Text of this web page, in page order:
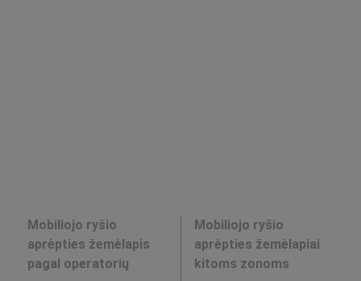
Mobiliojo ryšio
aprėpties žemėlapis
pagal operatorių
Mobiliojo ryšio
aprėpties žemėlapiai
kitoms zonoms